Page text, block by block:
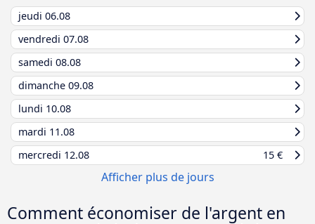
jeudi 06.08
vendredi 07.08
samedi 08.08
dimanche 09.08
lundi 10.08
mardi 11.08
mercredi 12.08 15 €
Afficher plus de jours
Comment économiser de l'argent en